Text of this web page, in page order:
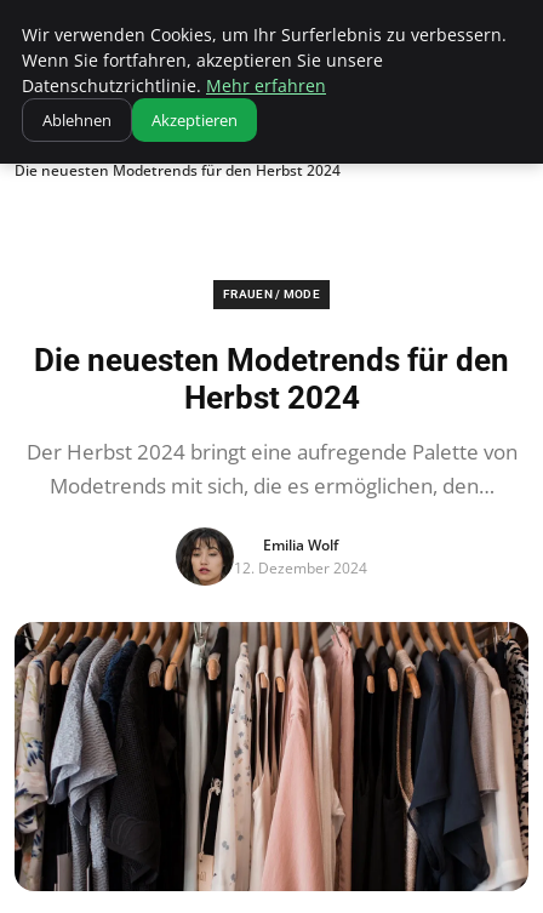
Bistro Grammophon
Startseite
Frauen / Mode
Die neuesten Modetrends für den Herbst 2024
FRAUEN / MODE
Die neuesten Modetrends für den
Herbst 2024
Der Herbst 2024 bringt eine aufregende Palette von
Modetrends mit sich, die es ermöglichen, den…
Emilia Wolf
12. Dezember 2024
Wir verwenden Cookies, um Ihr Surferlebnis zu verbessern.
Wenn Sie fortfahren, akzeptieren Sie unsere
Datenschutzrichtlinie. Mehr erfahren
Ablehnen Akzeptieren